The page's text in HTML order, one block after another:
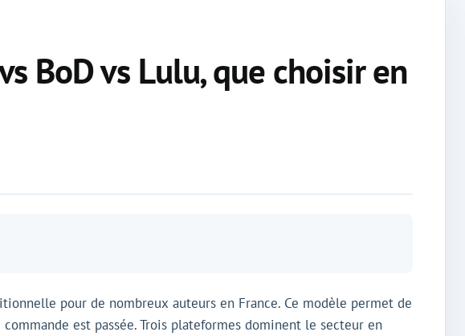
BoD vs Lulu, que choisir en
pour de nombreux auteurs en France. Ce modèle permet de
est passée. Trois plateformes dominent le secteur en